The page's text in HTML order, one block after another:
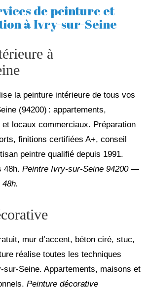
de peinture et
à Ivry-sur-Seine
à
la peinture intérieure de tous vos
(94200) : appartements,
locaux commerciaux. Préparation
finitions certifiées A+, conseil
peintre qualifié depuis 1991.
48h. Peintre Ivry‑sur‑Seine 94200 —
mur d’accent, béton ciré, stuc,
réalise toutes les techniques
Appartements, maisons et
Peinture décorative